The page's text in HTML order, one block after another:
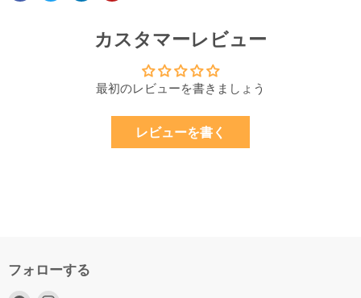
カスタマーレビュー
最初のレビューを書きましょう
レビューを書く
フォローする